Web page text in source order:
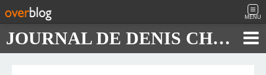
MENU
JOURNAL DE DENIS CHAUTARD